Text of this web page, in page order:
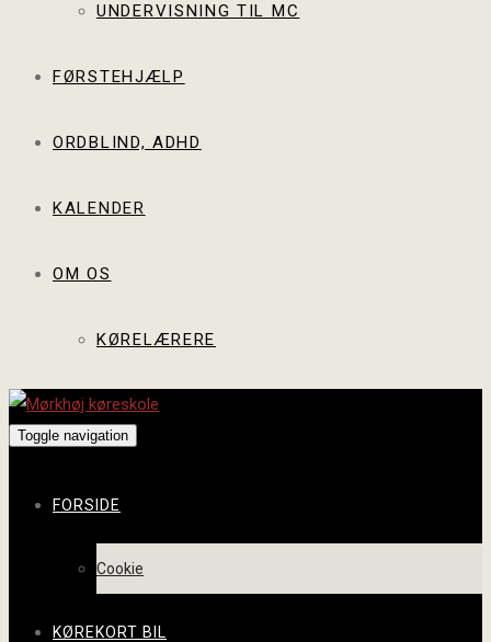
UNDERVISNING TIL MC
FØRSTEHJÆLP
ORDBLIND, ADHD
KALENDER
OM OS
KØRELÆRERE
Toggle navigation
FORSIDE
Cookie
KØREKORT BIL